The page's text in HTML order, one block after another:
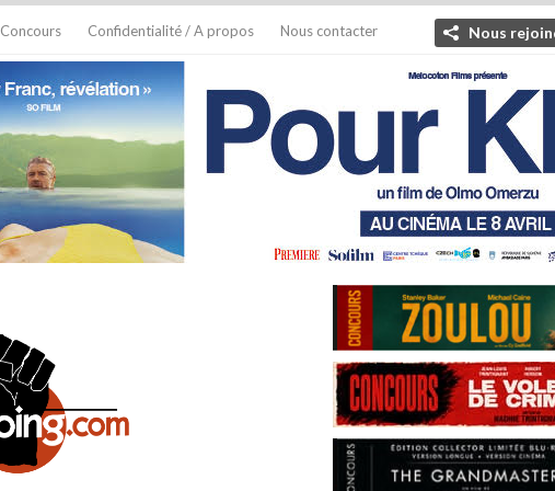
Concours Confidentialité / A propos Nous contacter Nous